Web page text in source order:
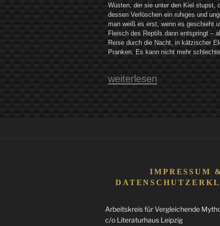
Wüsten, der sie unter den Kiel stupst,
dessen Verlöschen ein ruhiges und
man weiß es erst, wenn es geschieht
Fleisch des Reptils dann entspringt –
Reise durch die Nacht, in kätzischer
Pranken. Es kann nicht mehr
„Apophis
der
weiterlesen
IMPRESSUM &
Arbeitskreis für Vergleichende
c/o Literaturhaus Leipzig